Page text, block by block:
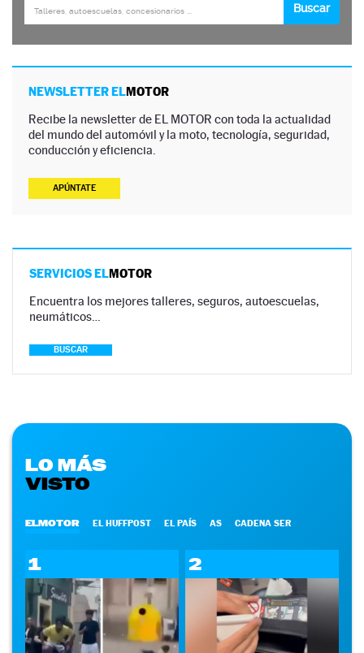
NEWSLETTER ELMOTOR
Recibe la newsletter de EL MOTOR con toda la actualidad
del mundo del automóvil y la moto, tecnología, seguridad,
conducción y eficiencia.
APÚNTATE
SERVICIOS ELMOTOR
Encuentra los mejores talleres, seguros, autoescuelas,
neumáticos…
BUSCAR
LO MÁS
VISTO
ELMOTOR EL HUFFPOST EL PAÍS AS CADENA SER
1 2